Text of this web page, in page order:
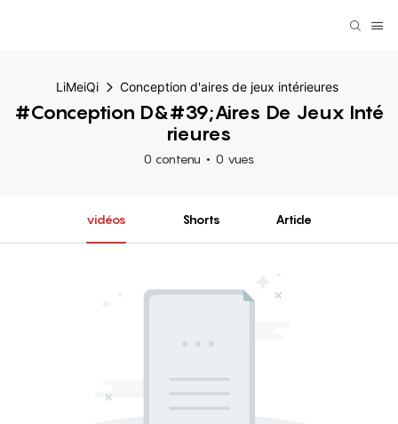
LiMeiQi Conception d'aires de jeux intérieures
#Conception D&#39;aires De Jeux Inté
Rieures
0 contenu 0 vues
vidéos Shorts Article